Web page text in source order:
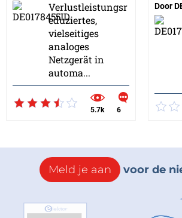
Verlustleistungsr
eduziertes,
vielseitiges
analoges
Netzgerät in
automa...
5.7k 6
Door
Meld je aan voor de